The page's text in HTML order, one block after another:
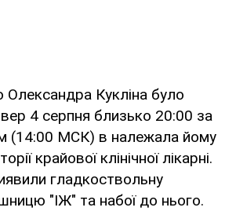
Олександра Кукліна було
4 серпня близько 20:00 за
(14:00 МСК) в належала йому
крайової клінічної лікарні.
гладкоствольну
"ІЖ" та набої до нього.